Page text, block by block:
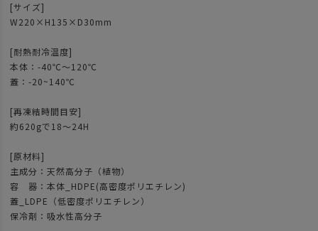
[サイズ]
W220×H135×D30mm
[耐熱耐冷温度]
本体：-40℃～120℃
蓋：-20~140℃
[再凍結時間目安]
約620gで18～24H
[原材料]
主成分：天然高分子（植物）
容 器：本体_HDPE(高密度ポリエチレン)
蓋_LDPE（低密度ポリエチレン）
保冷剤：吸水性高分子